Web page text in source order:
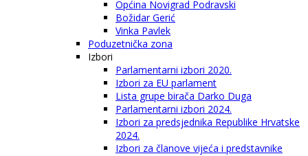
Općina Novigrad Podravski
Božidar Gerić
Vinka Pavlek
Poduzetnička zona
Izbori
Parlamentarni izbori 2020.
Izbori za EU parlament
Lista grupe birača Darko Duga
Parlamentarni izbori 2024.
Izbori za predsjednika Republike Hrvatske
2024.
Izbori za članove vijeća i predstavnike